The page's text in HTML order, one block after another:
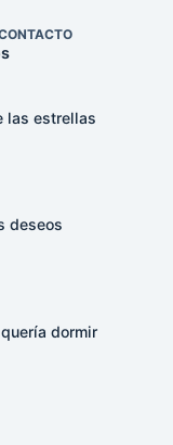
las estrellas
deseos
dormir